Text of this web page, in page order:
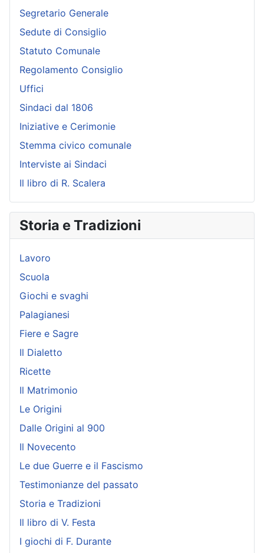
Segretario Generale
Sedute di Consiglio
Statuto Comunale
Regolamento Consiglio
Uffici
Sindaci dal 1806
Iniziative e Cerimonie
Stemma civico comunale
Interviste ai Sindaci
Il libro di R. Scalera
Storia e Tradizioni
Lavoro
Scuola
Giochi e svaghi
Palagianesi
Fiere e Sagre
Il Dialetto
Ricette
Il Matrimonio
Le Origini
Dalle Origini al 900
Il Novecento
Le due Guerre e il Fascismo
Testimonianze del passato
Storia e Tradizioni
Il libro di V. Festa
I giochi di F. Durante